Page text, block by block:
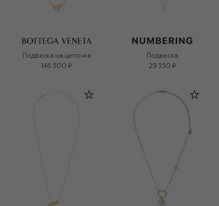
Подвеска на цепочке
146 500 ₽
Подвеска
29 350 ₽